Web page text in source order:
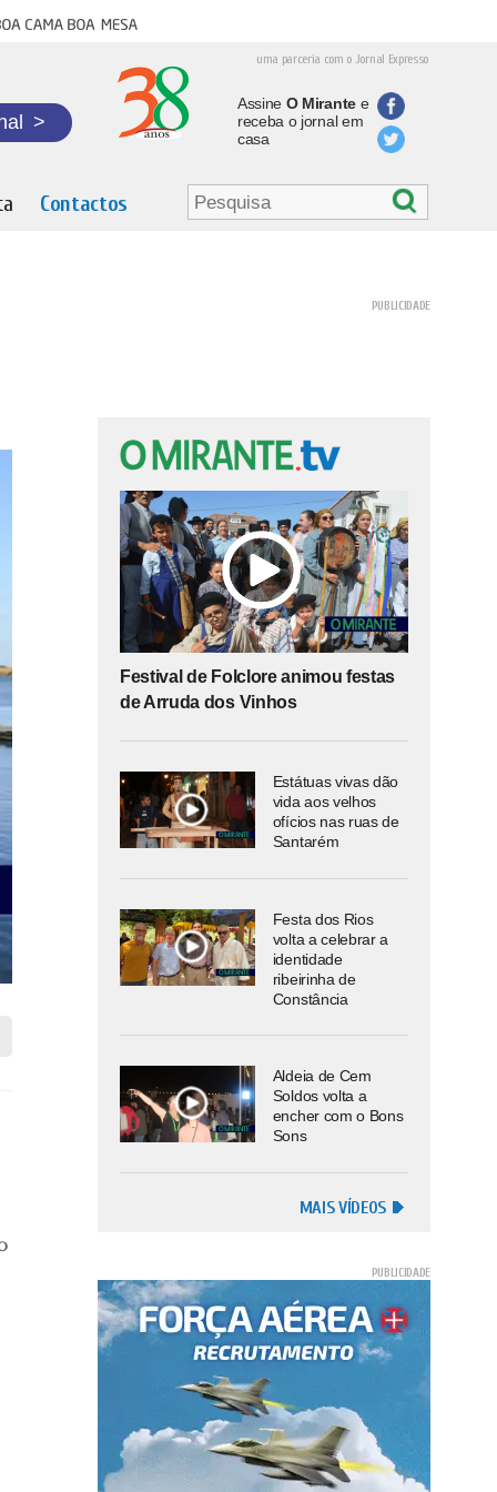
cama boa mesa
uma parceria com o Jornal Expresso
>
Assine O Mirantee
receba o jornal em
casa
Contactos
Festival de Folclore animou festas
de Arruda dos Vinhos
Estátuas vivas dão
vida aos velhos
ofícios nas ruas de
Santarém
Festa dos Rios
volta a celebrar a
identidade
ribeirinha de
Constância
Aldeia de Cem
Soldos volta a
encher com o Bons
Sons
MAIS VÍDEOS